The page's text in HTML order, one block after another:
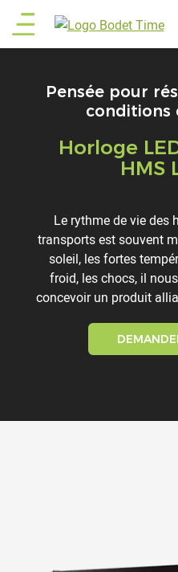
Aller
au
contenu
Main
menu
Pensée pour
conditions
Horloge
HMS
Description
Le rythme de vie des
transports est souvent
soleil, les fortes
froid, les chocs, il
concevoir un produit